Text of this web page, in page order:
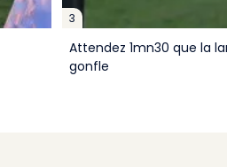
3
Attendez 1mn30 que la
gonfle